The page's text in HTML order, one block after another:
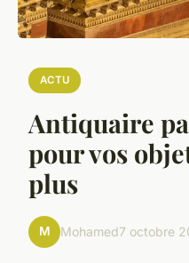
ACTU
Antiquaire
pour vos
plus
M Mohamed7 octobre